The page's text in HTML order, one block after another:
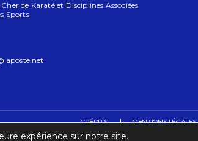
de Karaté et Disciplines Associées
Sports
CRÉDITS MENTIONS LÉGALES
expérience sur notre site.